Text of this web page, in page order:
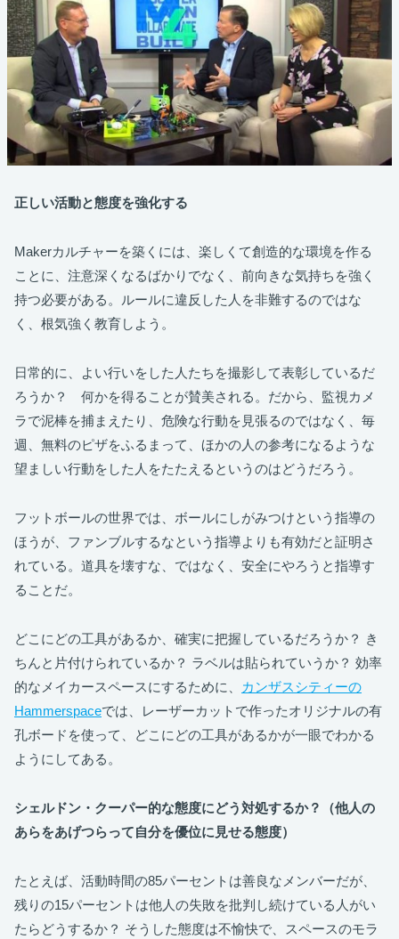
正しい活動と態度を強化する
Makerカルチャーを築くには、楽しくて創造的な環境を作る
ことに、注意深くなるばかりでなく、前向きな気持ちを強く
持つ必要がある。ルールに違反した人を非難するのではな
く、根気強く教育しよう。
日常的に、よい行いをした人たちを撮影して表彰しているだ
ろうか？ 何かを得ることが賛美される。だから、監視カメ
ラで泥棒を捕まえたり、危険な行動を見張るのではなく、毎
週、無料のピザをふるまって、ほかの人の参考になるような
望ましい行動をした人をたたえるというのはどうだろう。
フットボールの世界では、ボールにしがみつけという指導の
ほうが、ファンブルするなという指導よりも有効だと証明さ
れている。道具を壊すな、ではなく、安全にやろうと指導す
ることだ。
どこにどの工具があるか、確実に把握しているだろうか？ き
ちんと片付けられているか？ ラベルは貼られていうか？ 効率
的なメイカースペースにするために、
カンザスシティーの
Hammerspaceでは、レーザーカットで作ったオリジナルの有
孔ボードを使って、どこにどの工具があるかが一眼でわかる
ようにしてある。
シェルドン・クーパー的な態度にどう対処するか？（他人の
あらをあげつらって自分を優位に見せる態度）
たとえば、活動時間の85パーセントは善良なメンバーだが、
残りの15パーセントは他人の失敗を批判し続けている人がい
たらどうするか？ そうした態度は不愉快で、スペースのモラ